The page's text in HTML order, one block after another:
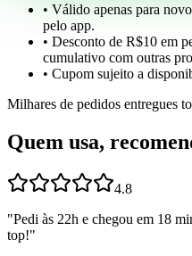
• Válido apenas para
pelo app.
• Desconto de R$10 em
cumulativo com outras
• Cupom sujeito a
Milhares de pedidos entregues
Quem usa,
4.8
"Pedi às 22h e chegou em 18
top!"